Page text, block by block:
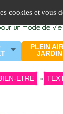
cookies et vous
PLEIN
JARDIN
ETRE
»